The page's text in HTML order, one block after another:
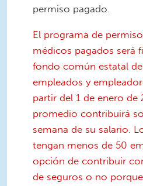
permiso pagado.
El programa de
médicos pagados será
fondo común estatal
empleados y
partir del 1 de enero de
promedio contribuirá
semana de su salario.
tengan menos de 50
opción de contribuir
de seguros o no